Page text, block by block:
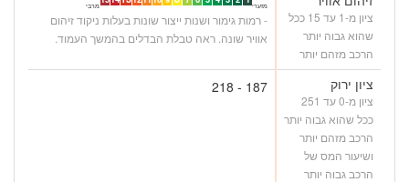
ציון מ-1 עד 15 ככל
שהוא גבוה יותר
הרכב מזהם יותר
מזערי
מרבי
- רמות גימור ושנות ייצור שונות בעלות ניקוד זיהום
אוויר שונה. ראה טבלת הבדלים בהמשך העמוד.
ציון ירוק
ציון מ-0 עד 251
ככל שהוא גבוה יותר
הרכב מזהם יותר
ושיעור המס של
הרכב גבוה יותר
187 - 218